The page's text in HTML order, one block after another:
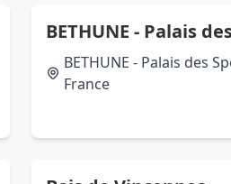
BETHUNE - Palais
BETHUNE - Palais des
France